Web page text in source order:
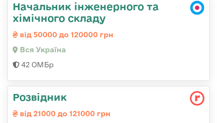
Начальник інженерного та
хімічного складу
від 50000 до 120000 грн
Вся Україна
42 ОМБр
Розвідник
від 21000 до 121000 грн